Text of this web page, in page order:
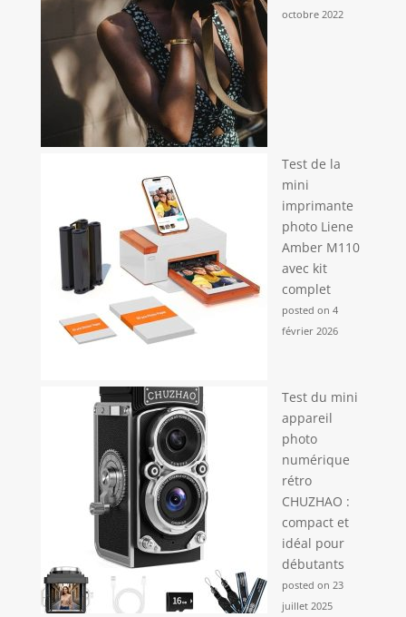
octobre 2022
Test de la
mini
imprimante
photo Liene
Amber M110
avec kit
complet
posted on 4
février 2026
Test du mini
appareil
photo
numérique
rétro
CHUZHAO :
compact et
idéal pour
débutants
posted on 23
juillet 2025